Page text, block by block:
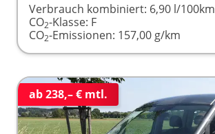
Verbrauch kombiniert: 6,90 l/100km
CO2-Klasse: F
CO2-Emissionen: 157,00 g/km
ab 238,– € mtl.